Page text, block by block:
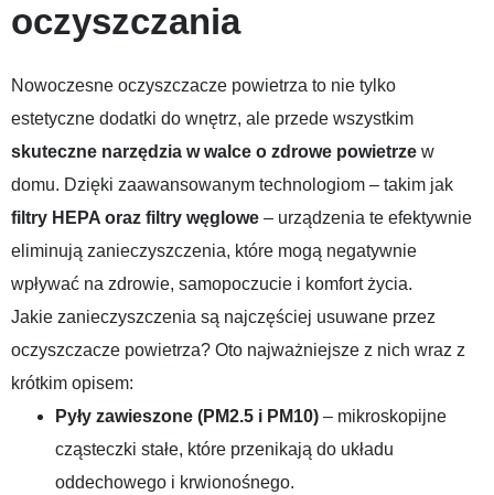
oczyszczania
Nowoczesne oczyszczacze powietrza to nie tylko
estetyczne dodatki do wnętrz, ale przede wszystkim
skuteczne narzędzia w walce o zdrowe powietrze w
domu. Dzięki zaawansowanym technologiom – takim jak
filtry HEPA oraz filtry węglowe – urządzenia te efektywnie
eliminują zanieczyszczenia, które mogą negatywnie
wpływać na zdrowie, samopoczucie i komfort życia.
Jakie zanieczyszczenia są najczęściej usuwane przez
oczyszczacze powietrza? Oto najważniejsze z nich wraz z
krótkim opisem:
Pyły zawieszone (PM2.5 i PM10) – mikroskopijne
cząsteczki stałe, które przenikają do układu
oddechowego i krwionośnego.